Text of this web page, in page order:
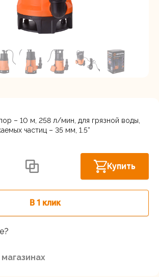
– 10 м, 258 л/мин, для грязной воды,
частиц – 35 мм, 1.5“
Купить
В 1 клик